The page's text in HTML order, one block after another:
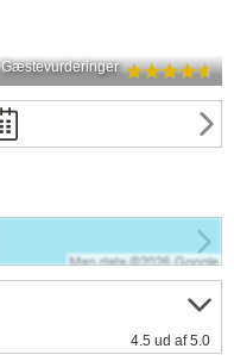
Gæstevurderinger
4.5 ud af 5.0